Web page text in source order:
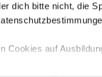
dich bitte nicht, die
Cookies auf